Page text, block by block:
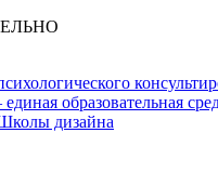
образовательная
дизайна